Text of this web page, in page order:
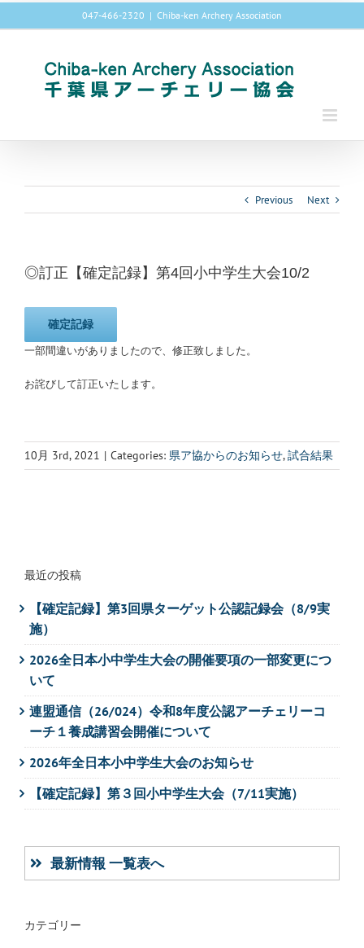
047-466-2320 | Chiba-ken Archery Association
Previous Next
◎訂正【確定記録】第4回小中学生大会10/2
確定記録
一部間違いがありましたので、修正致しました。
お詫びして訂正いたします。
10月 3rd, 2021 | Categories: 県ア協からのお知らせ,試合結果
最近の投稿
【確定記録】第3回県ターゲット公認記録会（8/9実
施）
2026全日本小中学生大会の開催要項の一部変更につ
いて
連盟通信（26/024）令和8年度公認アーチェリーコ
ーチ１養成講習会開催について
2026年全日本小中学生大会のお知らせ
【確定記録】第３回小中学生大会（7/11実施）
最新情報 一覧表へ
カテゴリー